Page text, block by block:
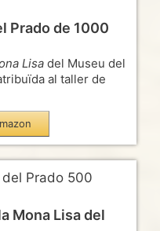
Prado de 1000
Lisa del Museu del
al taller de
Mona Lisa del